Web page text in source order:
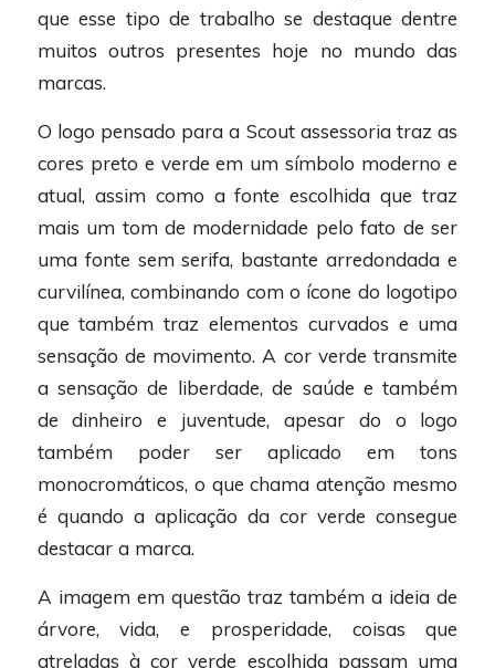
que esse tipo de trabalho se destaque dentre
muitos outros presentes hoje no mundo das
marcas.
O logo pensado para a Scout assessoria traz as
cores preto e verde em um símbolo moderno e
atual, assim como a fonte escolhida que traz
mais um tom de modernidade pelo fato de ser
uma fonte sem serifa, bastante arredondada e
curvilínea, combinando com o ícone do logotipo
que também traz elementos curvados e uma
sensação de movimento. A cor verde transmite
a sensação de liberdade, de saúde e também
de dinheiro e juventude, apesar do o logo
também poder ser aplicado em tons
monocromáticos, o que chama atenção mesmo
é quando a aplicação da cor verde consegue
destacar a marca.
A imagem em questão traz também a ideia de
árvore, vida, e prosperidade, coisas que
atreladas à cor verde escolhida passam uma